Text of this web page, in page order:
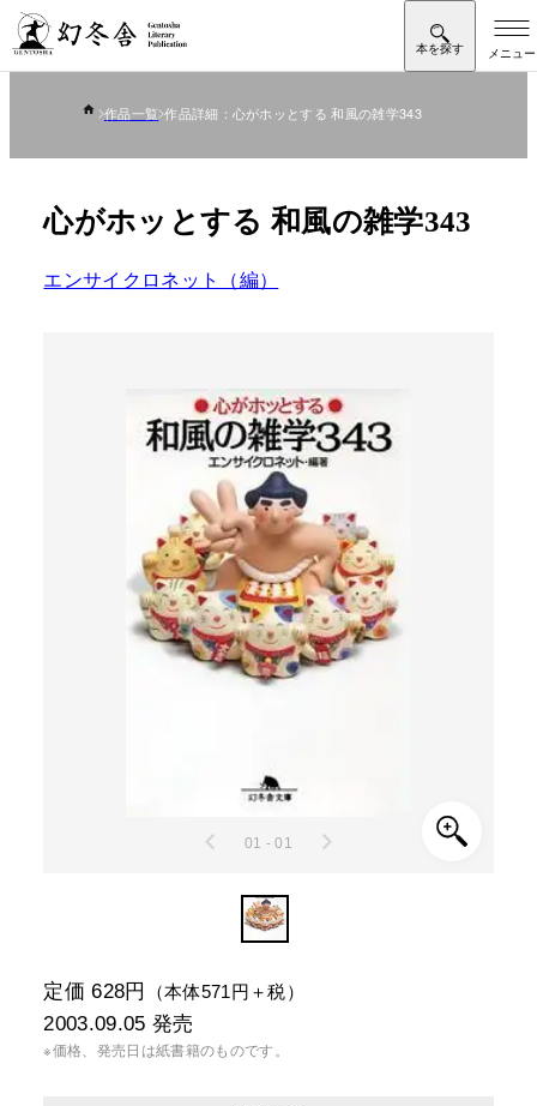
作品一覧 作品詳細：心がホッとする 和風の雑学343
心がホッとする 和風の雑学343
エンサイクロネット（編）
01 - 01
定価 628円 （本体571円＋税）
2003.09.05 発売
※価格、発売日は紙書籍のものです。